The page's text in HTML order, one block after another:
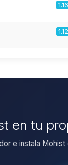
en tu
e instala Mohist